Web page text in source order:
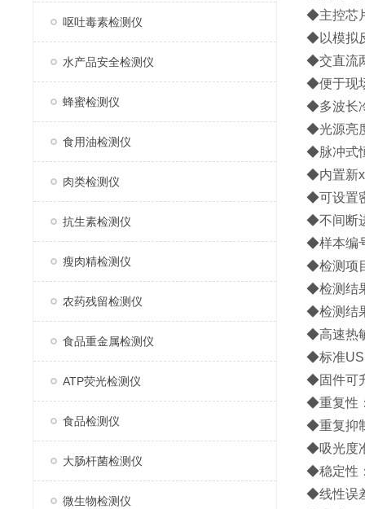
呕吐毒素检测仪
水产品安全检测仪
蜂蜜检测仪
食用油检测仪
肉类检测仪
抗生素检测仪
瘦肉精检测仪
农药残留检测仪
食品重金属检测仪
ATP荧光检测仪
食品检测仪
大肠杆菌检测仪
微生物检测仪
◆主控芯
◆以模拟
◆交直流
◆便于现
◆多波长
◆光源亮
◆脉冲式
◆内置新
◆可设置
◆不间断
◆样本编
◆检测项
◆检测结
◆检测结
◆高速热
◆标准
◆固件可
◆重复性
◆重复抑
◆吸光度
◆稳定性
◆线性误